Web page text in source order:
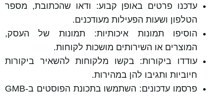
עדכנו פרטים באופן קבוע: ודאו שהכתובת, מספר
הטלפון ושעות הפעילות מעודכנים.
הוסיפו תמונות איכותיות: תמונות של העסק,
המוצרים או השירותים מושכות לקוחות.
עודדו ביקורות: בקשו מלקוחות להשאיר ביקורות
חיוביות ותגיבו להן במהירות.
פרסמו עדכונים: השתמשו בתכונת הפוסטים ב-GMB